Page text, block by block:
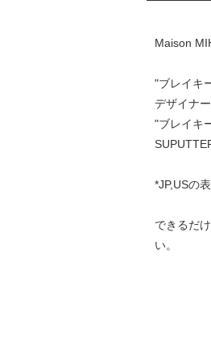
Maison
"ブレイキ
デザイナ
"ブレイキ
*JP,USの
できるだ
い。